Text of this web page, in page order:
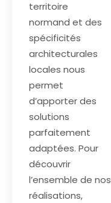
territoire
normand et des
spécificités
architecturales
locales nous
permet
d’apporter des
solutions
parfaitement
adaptées. Pour
découvrir
l’ensemble de nos
réalisations,